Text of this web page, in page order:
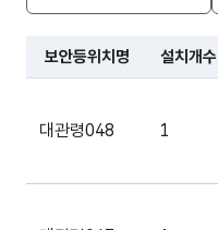
보안등위치명 설치개수
대관령048 1